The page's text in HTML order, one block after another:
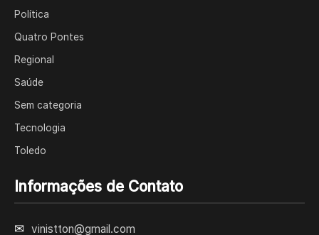
Política
Quatro Pontes
Regional
Saúde
Sem categoria
Tecnologia
Toledo
Informações de Contato
✉ vinistton@gmail.com